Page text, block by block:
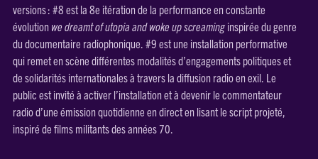
versions : #8 est la 8e itération de la performance en constante
évolution we dreamt of utopia and woke up screaming inspirée du genre
du documentaire radiophonique. #9 est une installation performative
qui remet en scène différentes modalités d’engagements politiques et
de solidarités internationales à travers la diffusion radio en exil. Le
public est invité à activer l’installation et à devenir le commentateur
radio d’une émission quotidienne en direct en lisant le script projeté,
inspiré de films militants des années 70.